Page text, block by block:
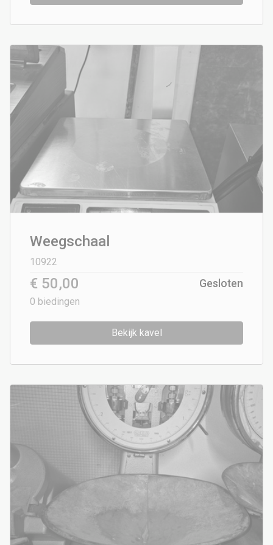
Weegschaal
10922
€ 50,00
0 biedingen
Gesloten
Bekijk kavel